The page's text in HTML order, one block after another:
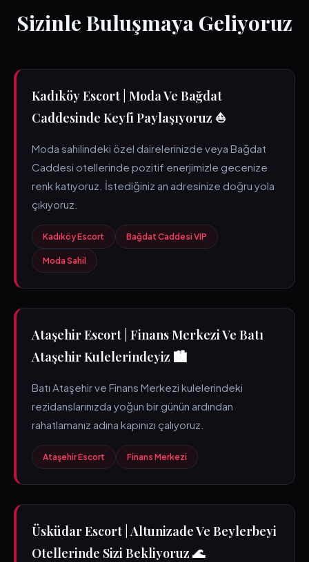
Sizinle Buluşmaya Geliyoruz
Kadıköy Escort | Moda Ve Bağdat
Caddesinde Keyfi Paylaşıyoruz ⛵
Moda sahilindeki özel dairelerinizde veya Bağdat
Caddesi otellerinde pozitif enerjimizle gecenize
renk katıyoruz. İstediğiniz an adresinize doğru yola
çıkıyoruz.
Kadıköy Escort Bağdat Caddesi VIP
Moda Sahil
Ataşehir Escort | Finans Merkezi Ve Batı
Ataşehir Kulelerindeyiz 🏙️
Batı Ataşehir ve Finans Merkezi kulelerindeki
rezidanslarınızda yoğun bir günün ardından
rahatlamanız adına kapınızı çalıyoruz.
Ataşehir Escort Finans Merkezi
Üsküdar Escort | Altunizade Ve Beylerbeyi
Otellerinde Sizi Bekliyoruz 🌊